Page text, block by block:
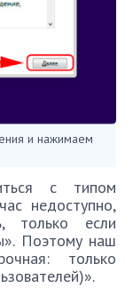
и нажимаем
с типом
недоступно,
только если
Поэтому наш
только